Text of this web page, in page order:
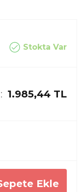
Stokta Var
1.985,44 TL
Ekle